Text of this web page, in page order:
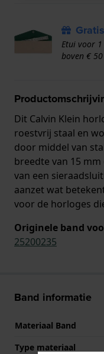
Etui voor
boven € 50
Dit Calvin Klein
roestvrij staal en
door middel van
breedte van 15
van een
aanzet wat
voor de horloges
Originele band
25200235
Band informatie
Materiaal Band
Type materiaal